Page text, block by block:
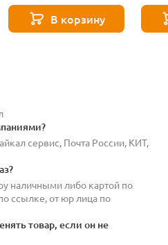
черный 622932В корзину
сервис, Почта России, КИТ,
наличными либо картой по
ссылке, от юр лица по
товар, если он не